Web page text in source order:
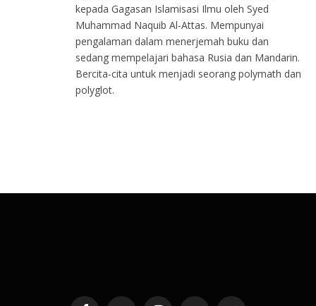
kepada Gagasan Islamisasi Ilmu oleh Syed
Muhammad Naquib Al-Attas. Mempunyai
pengalaman dalam menerjemah buku dan
sedang mempelajari bahasa Rusia dan Mandarin.
Bercita-cita untuk menjadi seorang polymath dan
polyglot.